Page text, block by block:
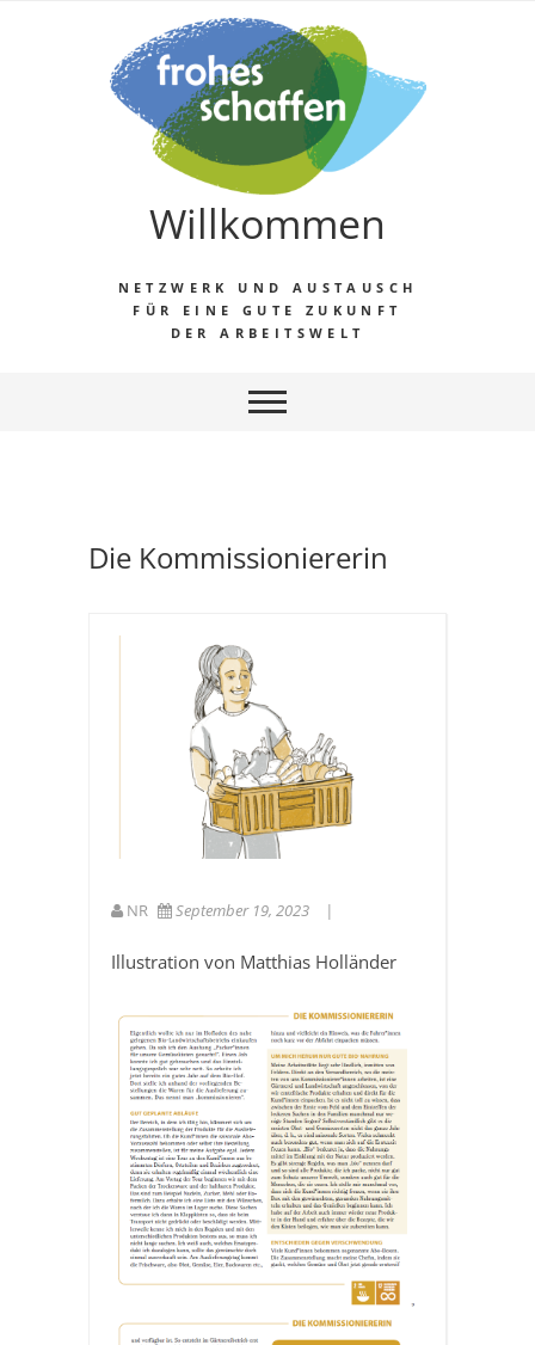
Willkommen
NETZWERK UND AUSTAUSCH
FÜR EINE GUTE ZUKUNFT
DER ARBEITSWELT
Die Kommissioniererin
NR September 19, 2023
Illustration von Matthias Holländer